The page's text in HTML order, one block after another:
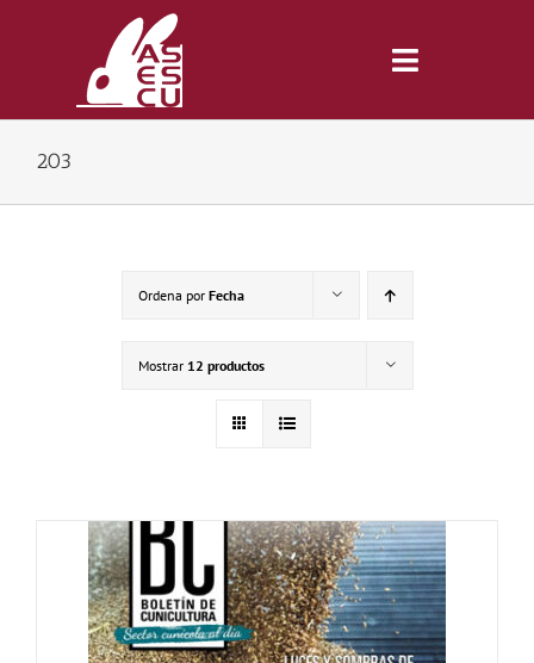
Toggle
Inicio
Noticias
Hazte Socio
203
Ordena por Fecha
Mostrar 12 productos